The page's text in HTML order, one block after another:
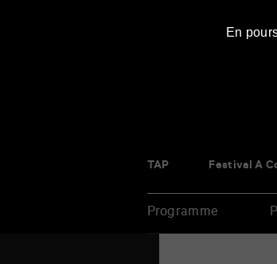
TAP Festival À
Programme
En